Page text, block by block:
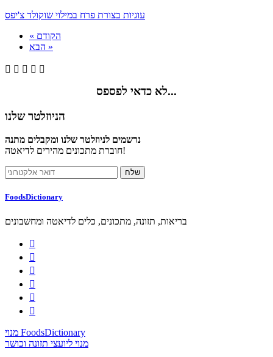
עוגיות בצורת פרח במילוי שוקולד צ'יפס
« הקודם
הבא »
    
לא כדאי לפספס...
הניוזלטר שלנו
נרשמים לניוזלטר שלנו ומקבלים מתנה
חוברת מתכונים מהירים לדיאטה!
FoodsDictionary
בריאות, תזונה, מתכונים, כלים לדיאטה ומחשבונים






מנוי FoodsDictionary
מנוי ליועצי תזונה וכושר